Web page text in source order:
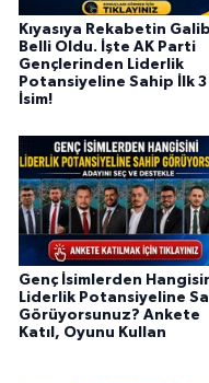
Kıyasıya Rekabetin
Belli Oldu. İşte AK Parti
Gençlerinden Liderlik
Potansiyeline Sahip İlk 3
İsim!
Genç İsimlerden
Liderlik Potansiyeline
Görüyorsunuz? Ankete
Katıl, Oyunu Kullan